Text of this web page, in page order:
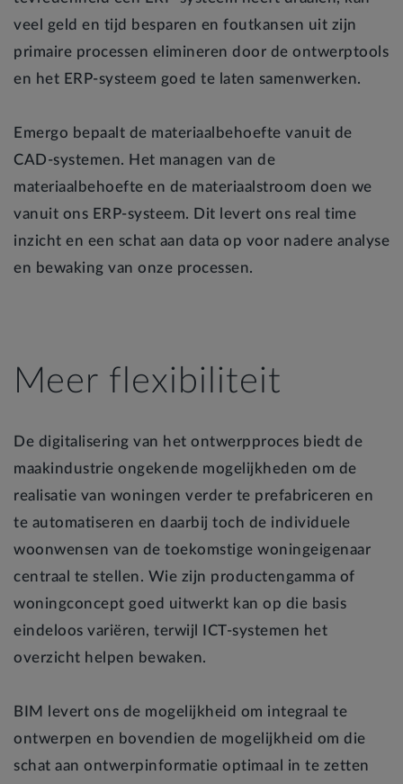
veel geld en tijd besparen en foutkansen uit zijn
primaire processen elimineren door de ontwerptools
en het ERP-systeem goed te laten samenwerken.
Emergo bepaalt de materiaalbehoefte vanuit de
CAD-systemen. Het managen van de
materiaalbehoefte en de materiaalstroom doen we
vanuit ons ERP-systeem. Dit levert ons real time
inzicht en een schat aan data op voor nadere analyse
en bewaking van onze processen.
Meer flexibiliteit
De digitalisering van het ontwerpproces biedt de
maakindustrie ongekende mogelijkheden om de
realisatie van woningen verder te prefabriceren en
te automatiseren en daarbij toch de individuele
woonwensen van de toekomstige woningeigenaar
centraal te stellen. Wie zijn productengamma of
woningconcept goed uitwerkt kan op die basis
eindeloos variëren, terwijl ICT-systemen het
overzicht helpen bewaken.
BIM levert ons de mogelijkheid om integraal te
ontwerpen en bovendien de mogelijkheid om die
schat aan ontwerpinformatie optimaal in te zetten